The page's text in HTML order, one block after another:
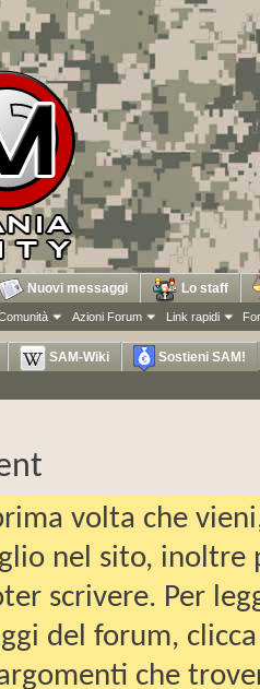
Azioni Forum Link rapidi
Nuovi messaggi Lo staff
SAM-Wiki Sostieni SAM!
volta che
nel sito, inoltre
scrivere. Per
del forum,
che